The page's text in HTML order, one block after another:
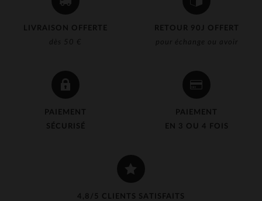
LIVRAISON OFFERTE
dès 50 €
RETOUR 90J OFFERT
pour échange ou avoir
PAIEMENT
SÉCURISÉ
PAIEMENT
EN 3 OU 4 FOIS
4,8/5 CLIENTS SATISFAITS